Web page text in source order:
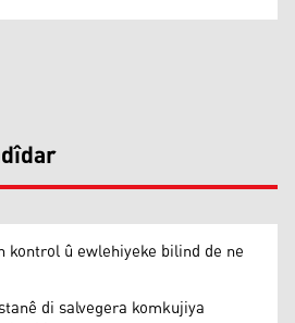
kontrol û ewlehiyeke bilind de ne
di salvegera komkujiya